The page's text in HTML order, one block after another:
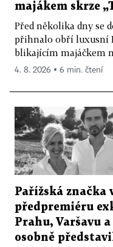
majákem skrze
Před několika dny se
přihnalo obří luxusní
blikajícím majáčkem
4. 8. 2026 ▪ 6 min. čtení
Pařížská
předpremiéru
Prahu, Varšavu
osobně